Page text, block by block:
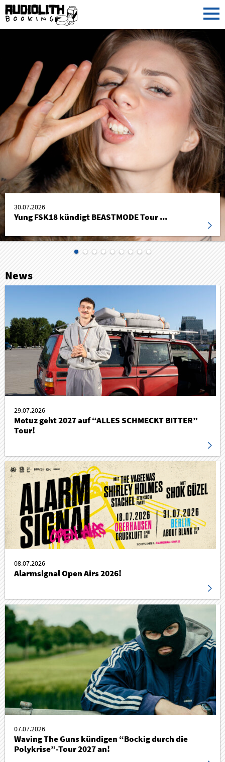
30.07.2026
Yung FSK18 kündigt BEASTMODE Tour ...
News
29.07.2026
Motuz geht 2027 auf “ALLES SCHMECKT BITTER”
Tour!
08.07.2026
Alarmsignal Open Airs 2026!
07.07.2026
Waving The Guns kündigen “Bockig durch die
Polykrise”-Tour 2027 an!